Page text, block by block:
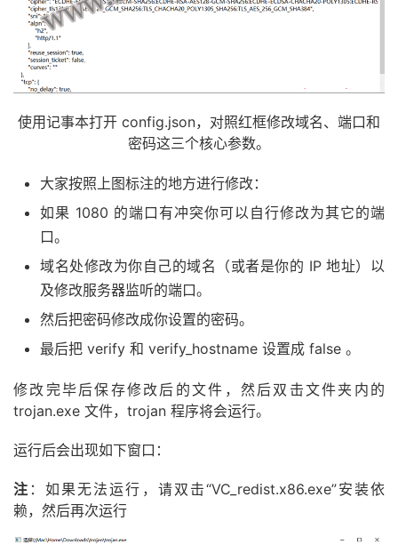
使用记事本打开 config.json，对照红框修改域名、端口和
密码这三个核心参数。
大家按照上图标注的地方进行修改：
如果 1080 的端口有冲突你可以自行修改为其它的端
口。
域名处修改为你自己的域名（或者是你的 IP 地址）以
及修改服务器监听的端口。
然后把密码修改成你设置的密码。
最后把 verify 和 verify_hostname 设置成 false 。
修改完毕后保存修改后的文件，然后双击文件夹内的
trojan.exe 文件，trojan 程序将会运行。
运行后会出现如下窗口：
注 ：如果无法运行，请双击“VC_redist.x86.exe”安装依
赖，然后再次运行